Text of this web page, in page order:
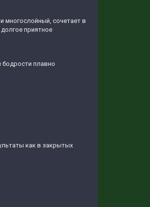
многослойный, сочетает в
приятное
бодрости плавно
как в закрытых